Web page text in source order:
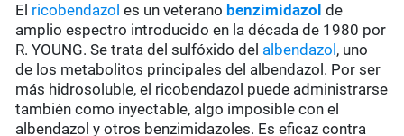
El ricobendazol es un veterano benzimidazol de
amplio espectro introducido en la década de 1980 por
R. YOUNG. Se trata del sulfóxido del albendazol , uno
de los metabolitos principales del albendazol. Por ser
más hidrosoluble, el ricobendazol puede administrarse
también como inyectable, algo imposible con el
albendazol y otros benzimidazoles. Es eficaz contra